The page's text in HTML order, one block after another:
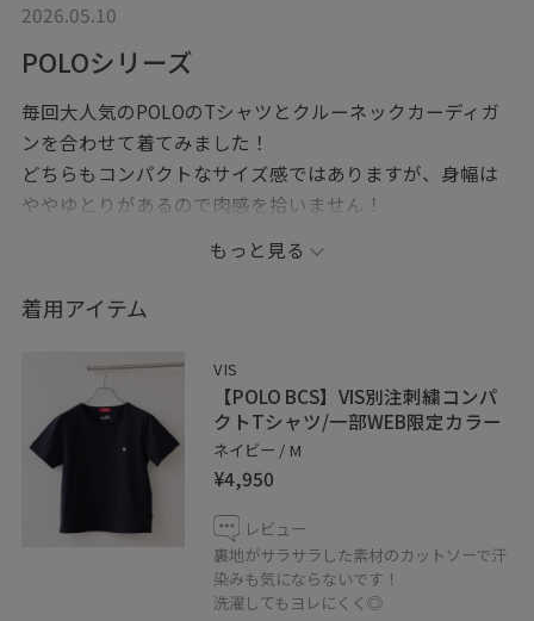
2026.05.10
POLOシリーズ
毎回大人気のPOLOのTシャツとクルーネックカーディガ
ンを合わせて着てみました！
どちらもコンパクトなサイズ感ではありますが、身幅は
ややゆとりがあるので肉感を拾いません！
【Information】
Instagram→ta_ne0807
お気に入りの投稿や、スタッフをハートボタンからお気
に入り登録して頂くと【お気に入り】タブから投稿を頂
きやすくなりますので、ぜひご利用下さいませ♡
LINEで在庫のお問い合わせや商品、コーディネートのご
相談など是非お気軽にお問い合わせくださいませ。
LINEで札幌アピアVISスタッフにご相談は【友だち追加】
もっと見る
着用アイテム
VIS
【POLO BCS】VIS別注刺繍コンパ
クトTシャツ/一部WEB限定カラー
ネイビー / M
¥4,950
レビュー
裏地がサラサラした素材のカットソーで汗
染みも気にならないです！
洗濯してもヨレにくく◎